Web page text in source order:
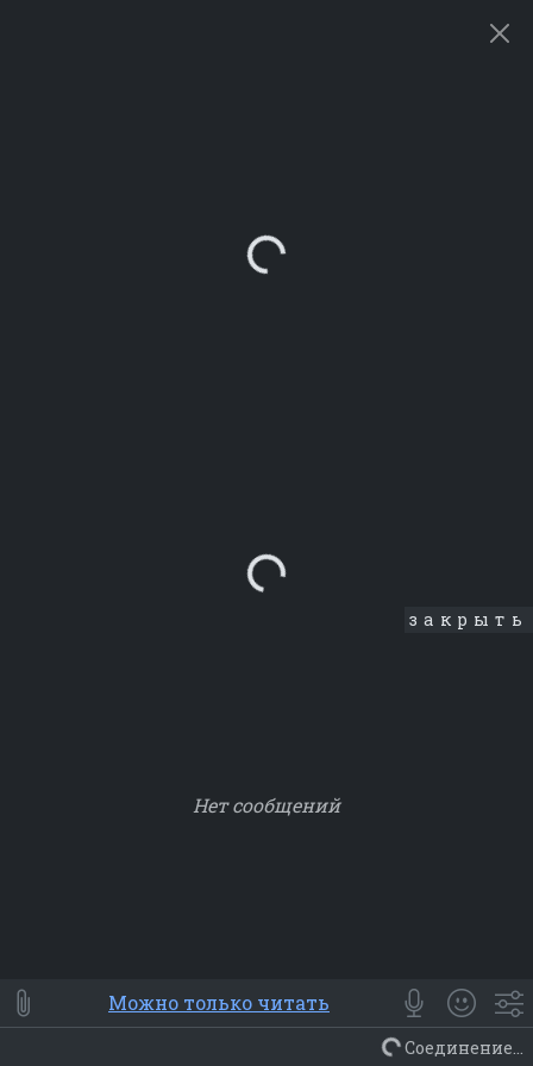
Loading... закрыть
Нет сообщений
⭐ Мои Smile
😀 Emoji
Смайлики
Люди Животные Еда Объекты
Можно только читать
Соединение...